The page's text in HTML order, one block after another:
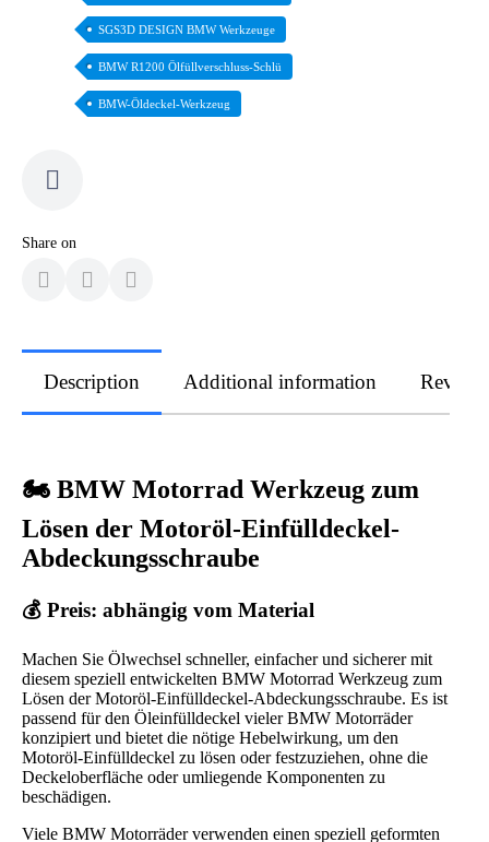
SGS3D DESIGN BMW Werkzeuge
BMW R1200 Ölfüllverschluss-Schlü
BMW-Öldeckel-Werkzeug
Share on
Description Additional information
🏍️ BMW Motorrad Werkzeug zum
Lösen der Motoröl-Einfülldeckel-
Abdeckungsschraube
💰 Preis: abhängig vom Material
Machen Sie Ölwechsel schneller, einfacher und sicherer mit
diesem speziell entwickelten BMW Motorrad Werkzeug zum
Lösen der Motoröl-Einfülldeckel-Abdeckungsschraube. Es ist
passend für den Öleinfülldeckel vieler BMW Motorräder
konzipiert und bietet die nötige Hebelwirkung, um den
Motoröl-Einfülldeckel zu lösen oder festzuziehen, ohne die
Deckeloberfläche oder umliegende Komponenten zu
beschädigen.
Viele BMW Motorräder verwenden einen speziell geformten